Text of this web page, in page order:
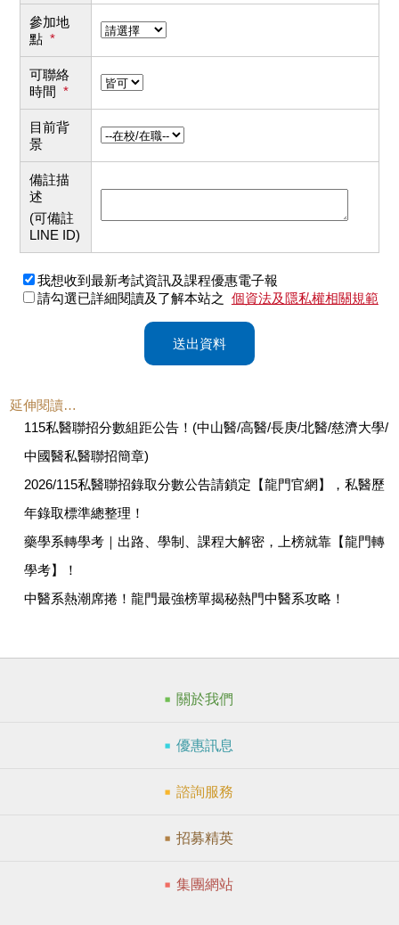
參加地
點 *
可聯絡
時間 *
目前背
景
備註描
述
(可備註
LINE ID)
我想收到最新考試資訊及課程優惠電子報
請勾選已詳細閱讀及了解本站之 個資法及隱私權相關規範
送出資料
延伸閱讀…
115私醫聯招分數組距公告！(中山醫/高醫/長庚/北醫/慈濟大學/
中國醫私醫聯招簡章)
2026/115私醫聯招錄取分數公告請鎖定【龍門官網】，私醫歷
年錄取標準總整理！
藥學系轉學考｜出路、學制、課程大解密，上榜就靠【龍門轉
學考】！
中醫系熱潮席捲！龍門最強榜單揭秘熱門中醫系攻略！
關於我們
優惠訊息
諮詢服務
招募精英
集團網站